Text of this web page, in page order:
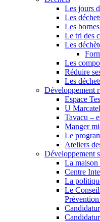
Les jours
Les
Les
Le tri des
Les
Les
Réduire
Les
Développement
Espace
U
Tavacu –
Manger
Le
Ateliers
Développement
La maison
Centre
La
Le